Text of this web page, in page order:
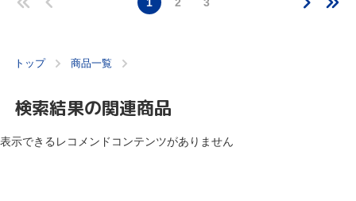
トップ 商品一覧
検索結果の関連商品
表示できるレコメンドコンテンツがありません